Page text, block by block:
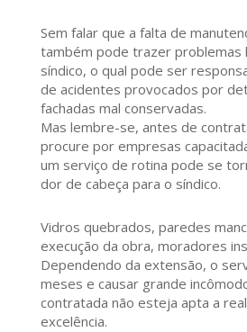
Sem falar que a falta de
também pode trazer problemas
síndico, o qual pode ser
de acidentes provocados por
fachadas mal conservadas.
Mas lembre-se, antes de
procure por empresas
um serviço de rotina pode se
dor de cabeça para o síndico.
Vidros quebrados, paredes
execução da obra, moradores
Dependendo da extensão, o
meses e causar grande
contratada não esteja apta a
excelência.